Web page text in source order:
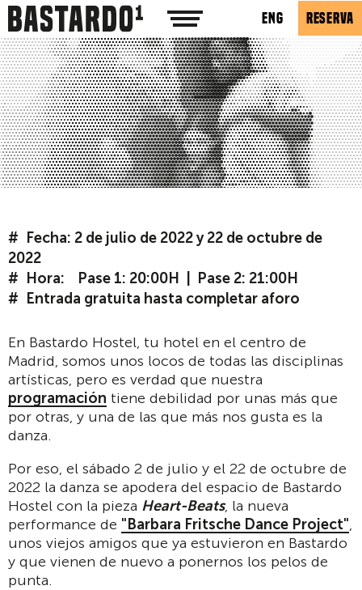
ENG RESERVA
Fecha: 2 de julio de 2022 y 22 de octubre de
2022
Hora:
Pase 1: 20:00H |
Pase 2: 21:00H
Entrada gratuita hasta completar aforo
En Bastardo Hostel, tu hotel en el centro de
Madrid, somos unos locos de todas las disciplinas
artísticas, pero es verdad que nuestra
programación tiene debilidad por unas más que
por otras, y una de las que más nos gusta es la
danza.
Por eso, el sábado 2 de julio y el 22 de octubre de
2022 la danza se apodera del espacio de Bastardo
Hostel con la pieza Heart-Beats, la nueva
performance de "Barbara Fritsche Dance Project",
unos viejos amigos que ya estuvieron en Bastardo
y que vienen de nuevo a ponernos los pelos de
punta.